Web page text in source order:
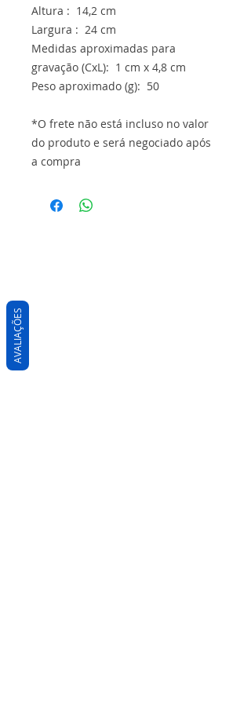
Altura : 14,2 cm
Largura : 24 cm
Medidas aproximadas para
gravação (CxL): 1 cm x 4,8 cm
Peso aproximado (g): 50
*O frete não está incluso no valor
do produto e será negociado após
a compra
AVALIAÇÕES